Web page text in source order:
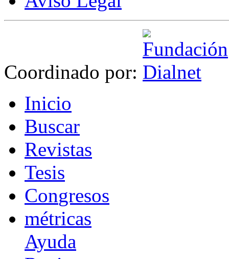
Coordinado por:
Inicio
Buscar
Revistas
Tesis
Congresos
métricas
Ayuda